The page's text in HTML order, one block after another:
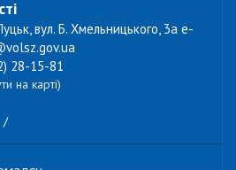
вул. Б. Хмельницького, 3а e-
28-15-81
на карті)
/